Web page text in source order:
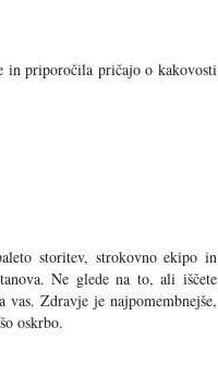
in priporočila pričajo o kakovosti
storitev, strokovno ekipo in
Ne glede na to, ali iščete
Zdravje je najpomembnejše,
oskrbo.